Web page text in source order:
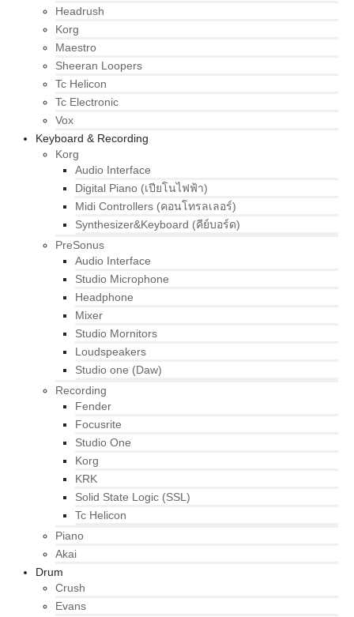
Headrush
Korg
Maestro
Sheeran Loopers
Tc Helicon
Tc Electronic
Vox
Keyboard & Recording
Korg
Audio Interface
Digital Piano (เปียโนไฟฟ้า)
Midi Controllers (คอนโทรลเลอร์)
Synthesizer&Keyboard (คีย์บอร์ด)
PreSonus
Audio Interface
Studio Microphone
Headphone
Mixer
Studio Mornitors
Loudspeakers
Studio one (Daw)
Recording
Fender
Focusrite
Studio One
Korg
KRK
Solid State Logic (SSL)
Tc Helicon
Piano
Akai
Drum
Crush
Evans